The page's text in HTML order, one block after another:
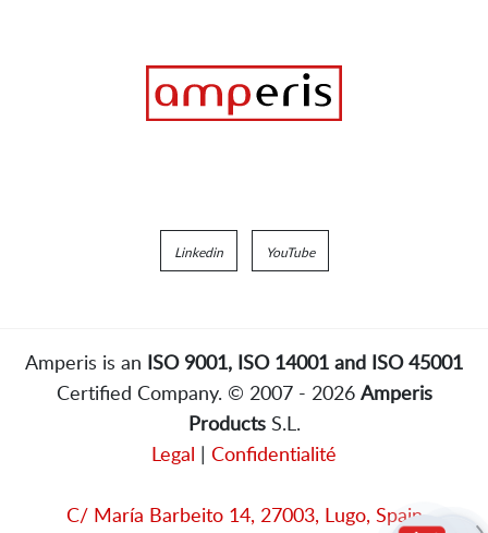
Linkedin YouTube
Amperis is an ISO 9001, ISO 14001 and ISO 45001
Certified Company. © 2007 - 2026 Amperis
ProductsS.L.
Legal | Confidentialité
C/ María Barbeito 14, 27003, Lugo, Spain